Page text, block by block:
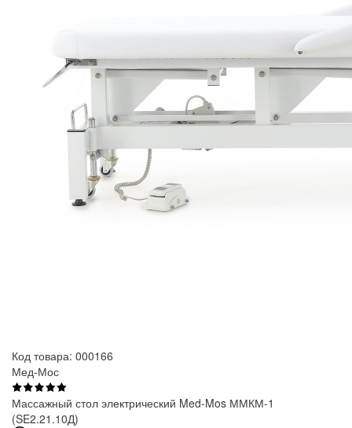
Код товара: 000166
Мед-Мос
Массажный стол электрический Med-Mos ММКМ-1
(SE2.21.10Д)